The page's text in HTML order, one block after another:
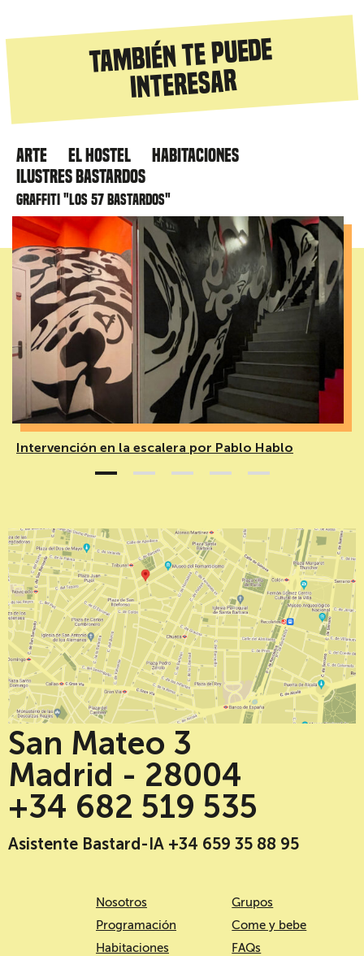
También te puede
interesar
Arte El hostel
Habitaciones
Ilustres Bastardos
Graffiti "Los 57 bastardos"
Intervención en la escalera por Pablo Hablo
1 2 3 4 5
San Mateo 3
Madrid - 28004
+34 682 519 535
Asistente Bastard-IA +34 659 35 88 95
Nosotros
Programación
Habitaciones
Grupos
Come y bebe
FAQs